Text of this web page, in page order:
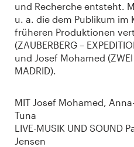
und Recherche entsteht.
u. a. die dem Publikum im
früheren Produktionen
(ZAUBERBERG –
und Josef Mohamed (ZWEI
MADRID).
MIT Josef Mohamed,
Tuna
LIVE-MUSIK UND SOUND
Jensen